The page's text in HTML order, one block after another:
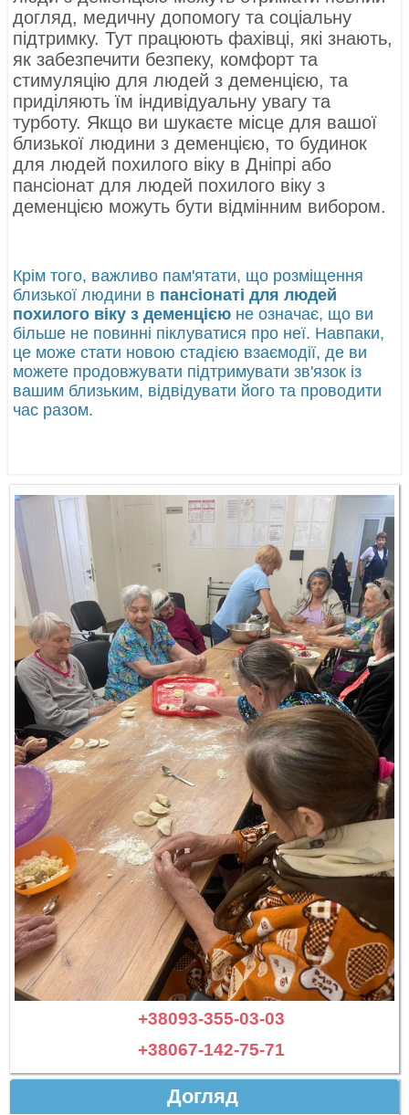
догляд, медичну допомогу та соціальну
підтримку. Тут працюють фахівці, які знають,
як забезпечити безпеку, комфорт та
стимуляцію для людей з деменцією, та
приділяють їм індивідуальну увагу та
турботу. Якщо ви шукаєте місце для вашої
близької людини з деменцією, то будинок
для людей похилого віку в Дніпрі або
пансіонат для людей похилого віку з
деменцією можуть бути відмінним вибором.
Крім того, важливо пам'ятати, що розміщення
близької людини в пансіонаті для людей
похилого віку з деменцією не означає, що ви
більше не повинні піклуватися про неї. Навпаки,
це може стати новою стадією взаємодії, де ви
можете продовжувати підтримувати зв'язок із
вашим близьким, відвідувати його та проводити
час разом.
+38093-355-03-03
+38067-142-75-71
Догляд